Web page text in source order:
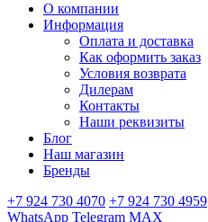
О компании
Информация
Оплата и доставка
Как оформить заказ
Условия возврата
Дилерам
Контакты
Наши реквизиты
Блог
Наш магазин
Бренды
+7 924 730 4070 +7 924 730 4959
WhatsApp Telegram MAX